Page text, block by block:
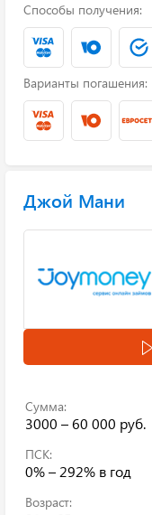
Способы получения:
Варианты погашения:
Джой Мани
Сумма:
3000 – 60 000 руб.
ПСК:
0% – 292% в год
Возраст: